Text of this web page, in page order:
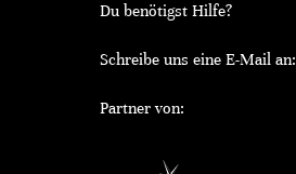
Du benötigst Hilfe?
Schreibe uns eine E-Mail an:
Partner von: